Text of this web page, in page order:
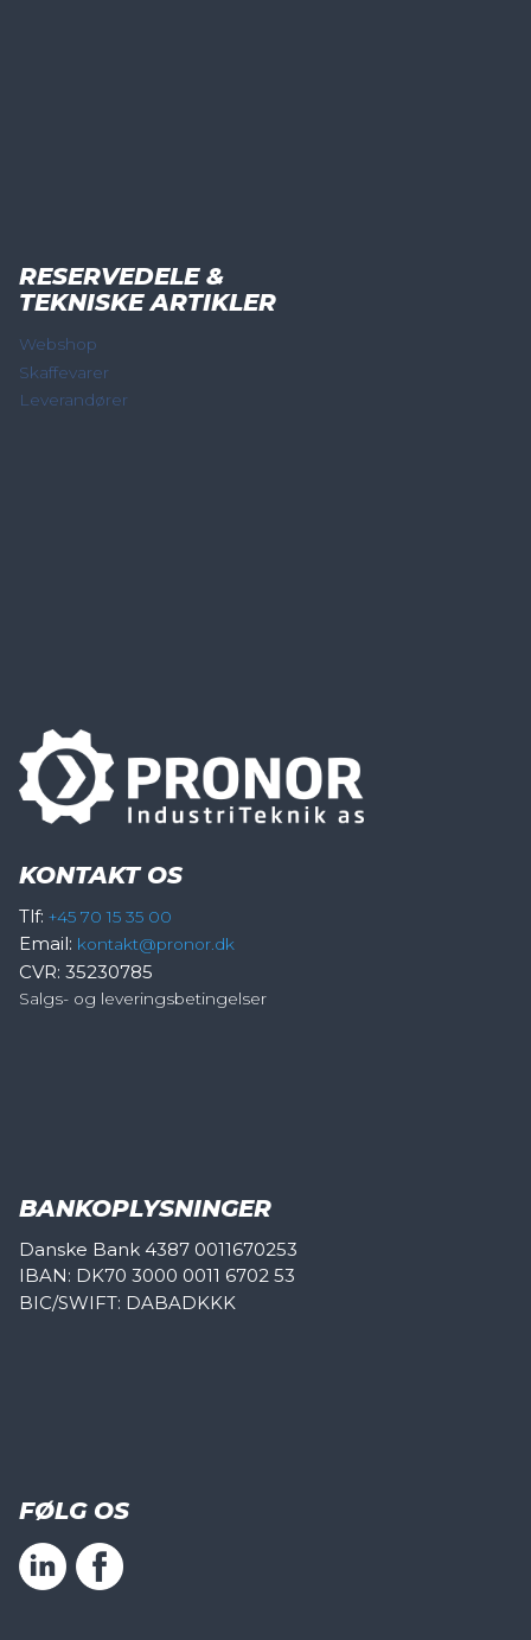
RESERVEDELE &
TEKNISKE ARTIKLER
Webshop
Skaffevarer
Leverandører
KONTAKT OS
Tlf: +45 70 15 35 00
Email: kontakt@pronor.dk
CVR: 35230785
Salgs- og leveringsbetingelser
BANKOPLYSNINGER
Danske Bank 4387 0011670253
IBAN: DK70 3000 0011 6702 53
BIC/SWIFT: DABADKKK
FØLG OS